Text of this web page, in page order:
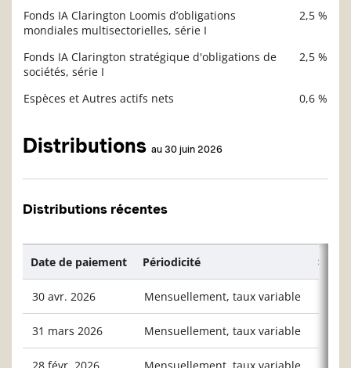
Fonds IA Clarington Loomis d’obligations
mondiales multisectorielles, série I
2,5 %
Fonds IA Clarington stratégique d'obligations de
sociétés, série I
2,5 %
Espèces et Autres actifs nets 0,6 %
Distributions au 30 juin 2026
Distributions récentes
Date de paiement Périodicité $/
30 avr. 2026 Mensuellement, taux variable
31 mars 2026 Mensuellement, taux variable